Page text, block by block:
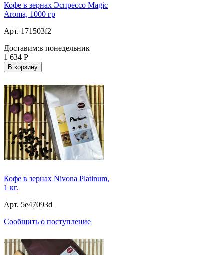
Кофе в зернах Эспрессо Magic
Aroma, 1000 гр
Арт. 171503f2
Доставим:в понедельник
1 634 Р
В корзину
Кофе в зернах Nivona Platinum,
1 кг.
Арт. 5e47093d
Сообщить о поступление